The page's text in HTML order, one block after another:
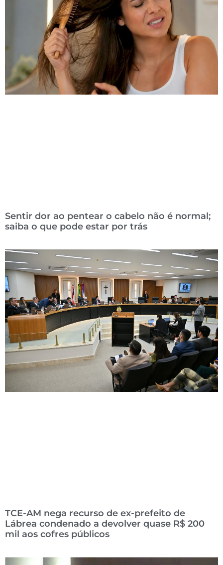
Sentir dor ao pentear o cabelo não é normal;
saiba o que pode estar por trás
TCE-AM nega recurso de ex-prefeito de
Lábrea condenado a devolver quase R$ 200
mil aos cofres públicos